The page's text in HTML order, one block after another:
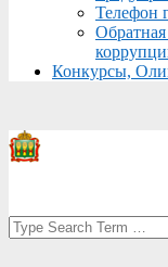
Телефон
Конкурсы,
Search